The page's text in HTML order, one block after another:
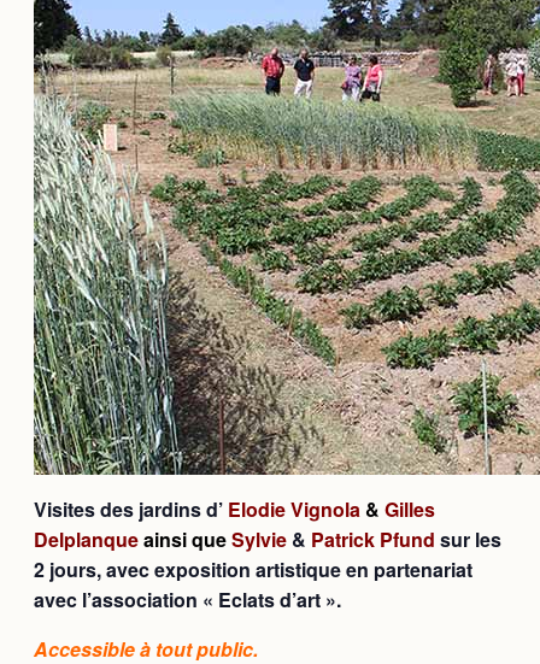
Visites des jardins d’ Elodie Vignola & Gilles
Delplanqueainsi queSylvie & Patrick Pfund sur les
2 jours, avec exposition artistique en partenariat
avec l’association « Eclats d’art ».
Accessible à tout public.